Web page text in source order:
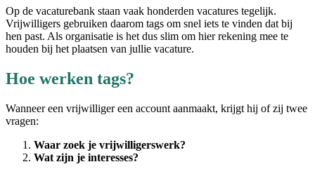
Op de vacaturebank staan vaak honderden vacatures tegelijk.
Vrijwilligers gebruiken daarom tags om snel iets te vinden dat bij
hen past. Als organisatie is het dus slim om hier rekening mee te
houden bij het plaatsen van jullie vacature.
Hoe werken tags?
Wanneer een vrijwilliger een account aanmaakt, krijgt hij of zij twee
vragen:
Waar zoek je vrijwilligerswerk?
Wat zijn je interesses?